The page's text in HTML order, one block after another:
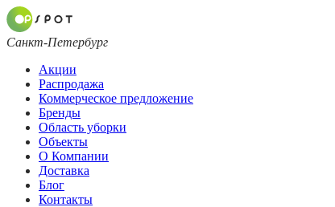
Санкт-Петербург
Акции
Распродажа
Коммерческое предложение
Бренды
Область уборки
Объекты
О Компании
Доставка
Блог
Контакты